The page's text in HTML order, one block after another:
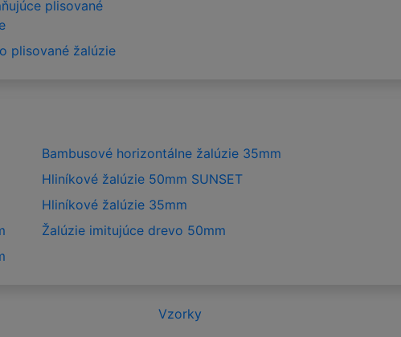
plisované
plisované žalúzie
Bambusové horizontálne žalúzie 35mm
Hliníkové žalúzie 50mm SUNSET
Hliníkové žalúzie 35mm
Žalúzie imitujúce drevo 50mm
Vzorky